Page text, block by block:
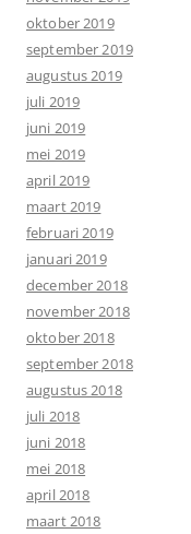
oktober 2019
september 2019
augustus 2019
juli 2019
juni 2019
mei 2019
april 2019
maart 2019
februari 2019
januari 2019
december 2018
november 2018
oktober 2018
september 2018
augustus 2018
juli 2018
juni 2018
mei 2018
april 2018
maart 2018